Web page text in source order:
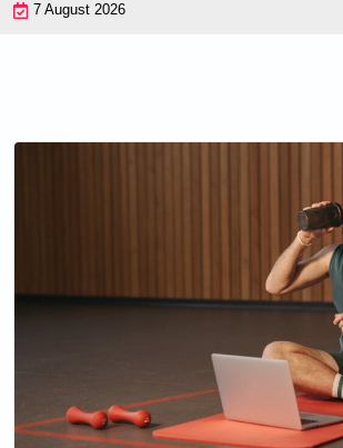
7 August 2026